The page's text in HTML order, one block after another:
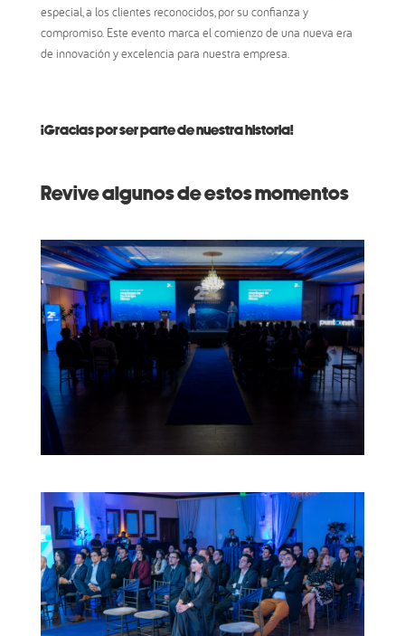
especial, a los clientes reconocidos, por su confianza y
compromiso. Este evento marca el comienzo de una nueva era
de innovación y excelencia para nuestra empresa.
¡Gracias por ser parte de nuestra historia!
Revive algunos de estos momentos